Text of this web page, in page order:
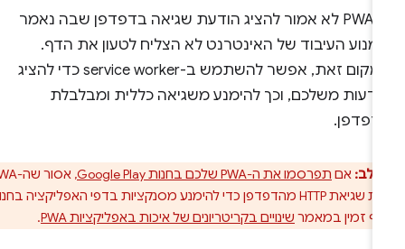
ה-PWA לא אמור להציג הודעת שגיאה בדפדפן שבה נאמר
העיבוד של האינטרנט לא הצליח לטעון את הדף.
במקום זאת, אפשר להשתמש ב-service worker כדי להציג
משלכם, וכך להימנע משגיאה כללית ומבלבלת
אם תפרסמו את ה-PWA שלכם בחנות Google Play
, אסור שה-PWA
יציג הודעת שגיאת HTTP מהדפדפן כדי להימנע מסנקציות בדפי האפליקציה בחנות.
זמין במאמרשינויים בקריטריונים של איכות באפליקציות PWA .